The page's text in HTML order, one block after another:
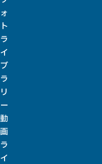
ォ
ト
ラ
イ
ブ
ラ
リ
ー
動
画
ラ
イ